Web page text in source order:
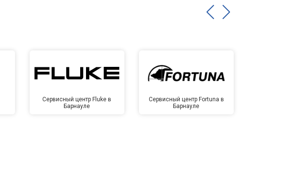
Сервисный центр Fluke в
Барнауле
Сервисный центр Fortuna в
Барнауле